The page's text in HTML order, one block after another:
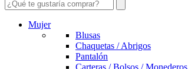
Mujer
Blusas
Chaquetas / Abrigos
Pantalón
Carteras / Bolsos / Monederos